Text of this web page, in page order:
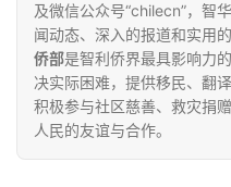
及微信公众号“chilecn”，智
闻动态、深入的报道和实用
侨部是智利侨界最具影响力
决实际困难，提供移民、翻
积极参与社区慈善、救灾捐
人民的友谊与合作。